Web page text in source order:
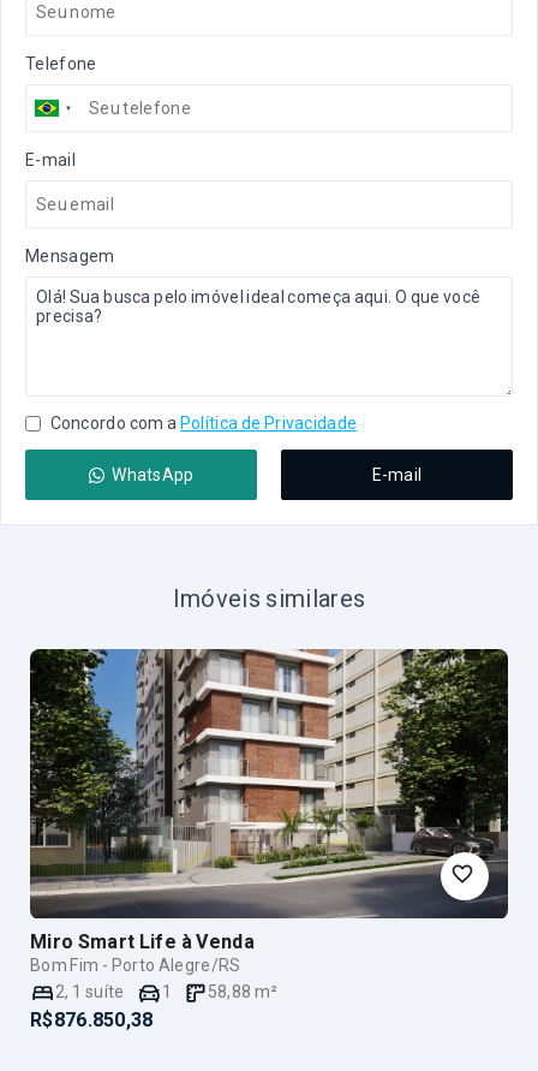
Telefone
E-mail
Mensagem
Concordo com a Política de Privacidade
WhatsApp E-mail
Imóveis similares
Miro Smart Life à Venda
Bom Fim - Porto Alegre/RS
2, 1 suíte 1 58,88 m²
R$876.850,38